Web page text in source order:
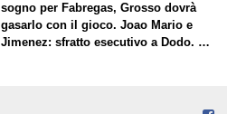
sogno per Fabregas, Grosso dovrà
gasarlo con il gioco. Joao Mario e
Jimenez: sfratto esecutivo a Dodo. E